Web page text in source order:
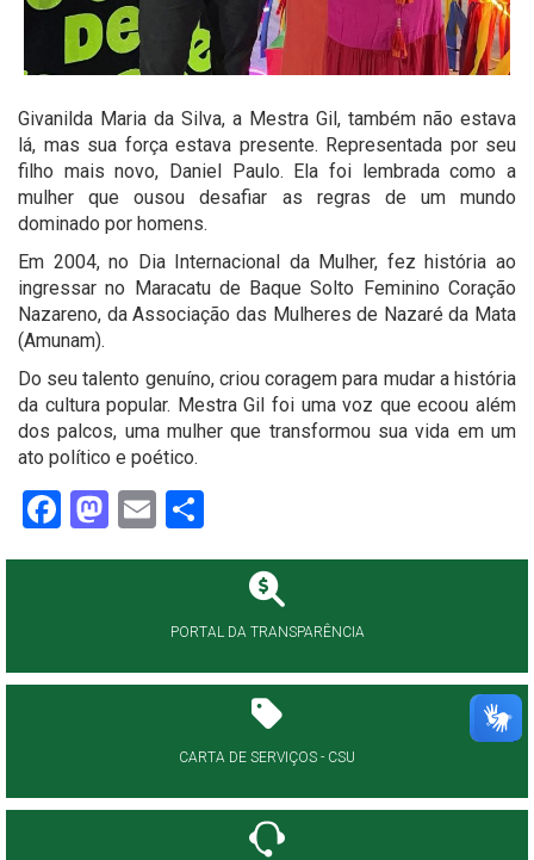
Givanilda Maria da Silva, a Mestra Gil, também não estava
lá, mas sua força estava presente. Representada por seu
filho mais novo, Daniel Paulo. Ela foi lembrada como a
mulher que ousou desafiar as regras de um mundo
dominado por homens.
Em 2004, no Dia Internacional da Mulher, fez história ao
ingressar no Maracatu de Baque Solto Feminino Coração
Nazareno, da Associação das Mulheres de Nazaré da Mata
(Amunam).
Do seu talento genuíno, criou coragem para mudar a história
da cultura popular. Mestra Gil foi uma voz que ecoou além
dos palcos, uma mulher que transformou sua vida em um
ato político e poético.
Facebook
Mastodon
Email
PORTAL DA TRANSPARÊNCIA
CARTA DE SERVIÇOS - CSU